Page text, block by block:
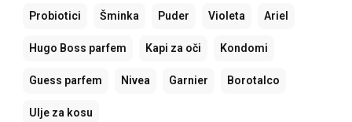
Probiotici Šminka Puder Violeta Ariel
Hugo Boss parfem Kapi za oči Kondomi
Guess parfem Nivea Garnier Borotalco
Ulje za kosu